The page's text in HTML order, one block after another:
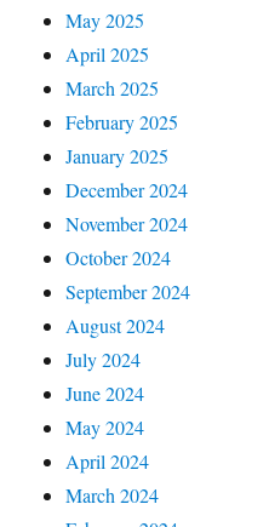
May 2025
April 2025
March 2025
February 2025
January 2025
December 2024
November 2024
October 2024
September 2024
August 2024
July 2024
June 2024
May 2024
April 2024
March 2024